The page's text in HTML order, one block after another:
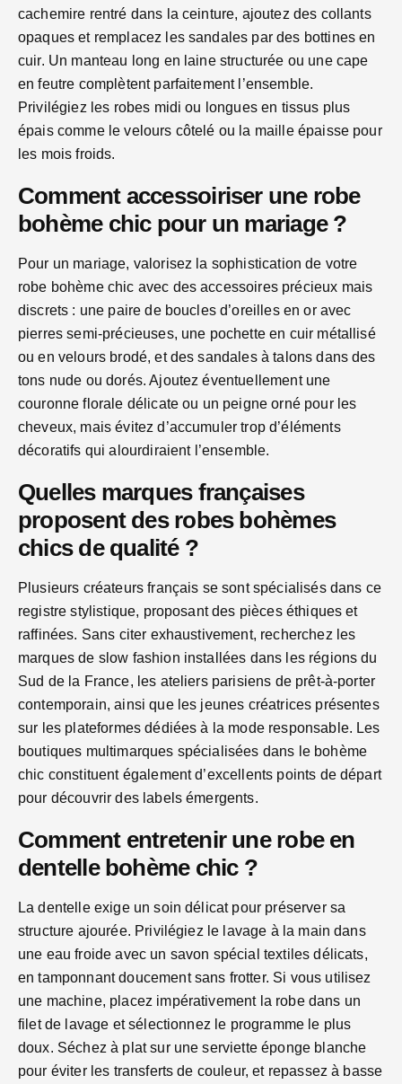
cachemire rentré dans la ceinture, ajoutez des collants
opaques et remplacez les sandales par des bottines en
cuir. Un manteau long en laine structurée ou une cape
en feutre complètent parfaitement l’ensemble.
Privilégiez les robes midi ou longues en tissus plus
épais comme le velours côtelé ou la maille épaisse pour
les mois froids.
Comment accessoiriser une robe
bohème chic pour un mariage ?
Pour un mariage, valorisez la sophistication de votre
robe bohème chic avec des accessoires précieux mais
discrets : une paire de boucles d’oreilles en or avec
pierres semi-précieuses, une pochette en cuir métallisé
ou en velours brodé, et des sandales à talons dans des
tons nude ou dorés. Ajoutez éventuellement une
couronne florale délicate ou un peigne orné pour les
cheveux, mais évitez d’accumuler trop d’éléments
décoratifs qui alourdiraient l’ensemble.
Quelles marques françaises
proposent des robes bohèmes
chics de qualité ?
Plusieurs créateurs français se sont spécialisés dans ce
registre stylistique, proposant des pièces éthiques et
raffinées. Sans citer exhaustivement, recherchez les
marques de slow fashion installées dans les régions du
Sud de la France, les ateliers parisiens de prêt-à-porter
contemporain, ainsi que les jeunes créatrices présentes
sur les plateformes dédiées à la mode responsable. Les
boutiques multimarques spécialisées dans le bohème
chic constituent également d’excellents points de départ
pour découvrir des labels émergents.
Comment entretenir une robe en
dentelle bohème chic ?
La dentelle exige un soin délicat pour préserver sa
structure ajourée. Privilégiez le lavage à la main dans
une eau froide avec un savon spécial textiles délicats,
en tamponnant doucement sans frotter. Si vous utilisez
une machine, placez impérativement la robe dans un
filet de lavage et sélectionnez le programme le plus
doux. Séchez à plat sur une serviette éponge blanche
pour éviter les transferts de couleur, et repassez à basse